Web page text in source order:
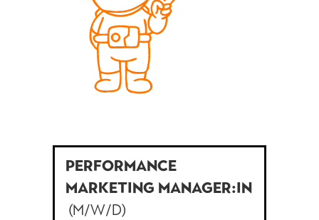
PERFORMANCE
MARKETING MANAGER:IN
(M/W/D)